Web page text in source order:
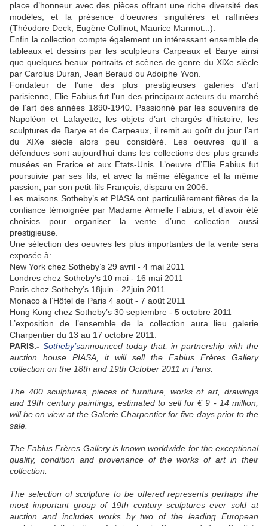
place d’honneur avec des pièces offrant une riche diversité des
modèles, et la présence d’oeuvres singulières et raffinées
(Théodore Deck, Eugène Collinot, Maurice Marmot...).
Enfin la collection compte également un intéressant ensemble de
tableaux et dessins par les sculpteurs Carpeaux et Barye ainsi
que quelques beaux portraits et scènes de genre du XlXe siècle
par Carolus Duran, Jean Beraud ou Adoiphe Yvon.
Fondateur de l’une des plus prestigieuses galeries d’art
parisienne, Elie Fabius fut l’un des principaux acteurs du marché
de l’art des années 1890-1940. Passionné par les souvenirs de
Napoléon et Lafayette, les objets d’art chargés d’histoire, les
sculptures de Barye et de Carpeaux, il remit au goût du jour l’art
du XIXe siècle alors peu considéré. Les oeuvres qu’il a
défendues sont aujourd’hui dans les collections des plus grands
musées en Frarice et aux Etats-Unis. L’oeuvre d’Elie Fabius fut
poursuivie par ses fils, et avec la même élégance et la même
passion, par son petit-fils François, disparu en 2006.
Les maisons Sotheby’s et PIASA ont particulièrement fières de la
confiance témoignée par Madame Armelle Fabius, et d’avoir été
choisies pour organiser la vente d’une collection aussi
prestigieuse.
Une sélection des oeuvres les plus importantes de la vente sera
exposée à:
New York chez Sotheby’s 29 avril - 4 mai 2011
Londres chez Sotheby’s 10 mai - 16 mai 2011
Paris chez Sotheby’s 18juin - 22juin 2011
Monaco à l’Hôtel de Paris 4 août - 7 août 2011
Hong Kong chez Sotheby’s 30 septembre - 5 octobre 2011
L’exposition de l’ensemble de la collection aura lieu galerie
Charpentier du 13 au 17 octobre 2011.
PARIS.- Sotheby’sannounced today that, in partnership with the
auction house PIASA, it will sell the Fabius Frères Gallery
collection on the 18th and 19th October 2011 in Paris.
The 400 sculptures, pieces of furniture, works of art, drawings
and 19th century paintings, estimated to sell for € 9 - 14 million,
will be on view at the Galerie Charpentier for five days prior to the
sale.
The Fabius Frères Gallery is known worldwide for the exceptional
quality, condition and provenance of the works of art in their
collection.
The selection of sculpture to be offered represents perhaps the
most important group of 19th century sculptures ever sold at
auction and includes works by two of the leading European